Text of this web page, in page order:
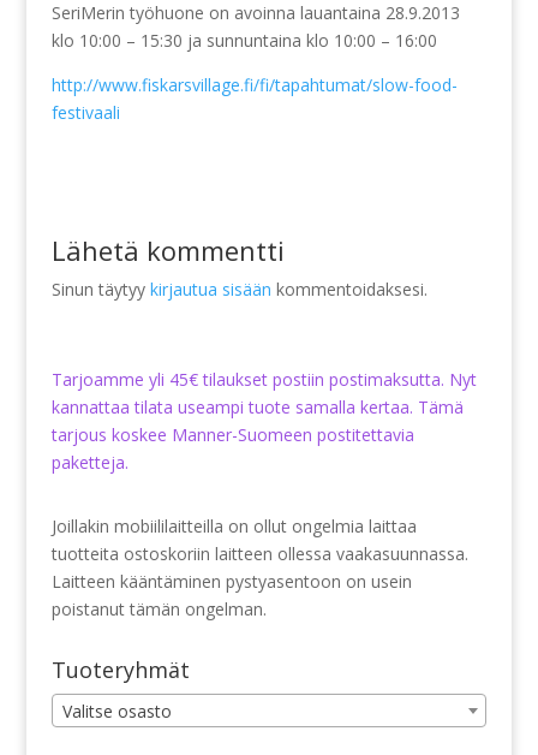
SeriMerin työhuone on avoinna lauantaina 28.9.2013
klo 10:00 – 15:30 ja sunnuntaina klo 10:00 – 16:00
http://www.fiskarsvillage.fi/fi/tapahtumat/slow-food-
festivaali
Lähetä kommentti
Sinun täytyy kirjautua sisään kommentoidaksesi.
Tarjoamme yli 45€ tilaukset postiin postimaksutta. Nyt
kannattaa tilata useampi tuote samalla kertaa. Tämä
tarjous koskee Manner-Suomeen postitettavia
paketteja.
Joillakin mobiililaitteilla on ollut ongelmia laittaa
tuotteita ostoskoriin laitteen ollessa vaakasuunnassa.
Laitteen kääntäminen pystyasentoon on usein
poistanut tämän ongelman.
Tuoteryhmät
Valitse osasto